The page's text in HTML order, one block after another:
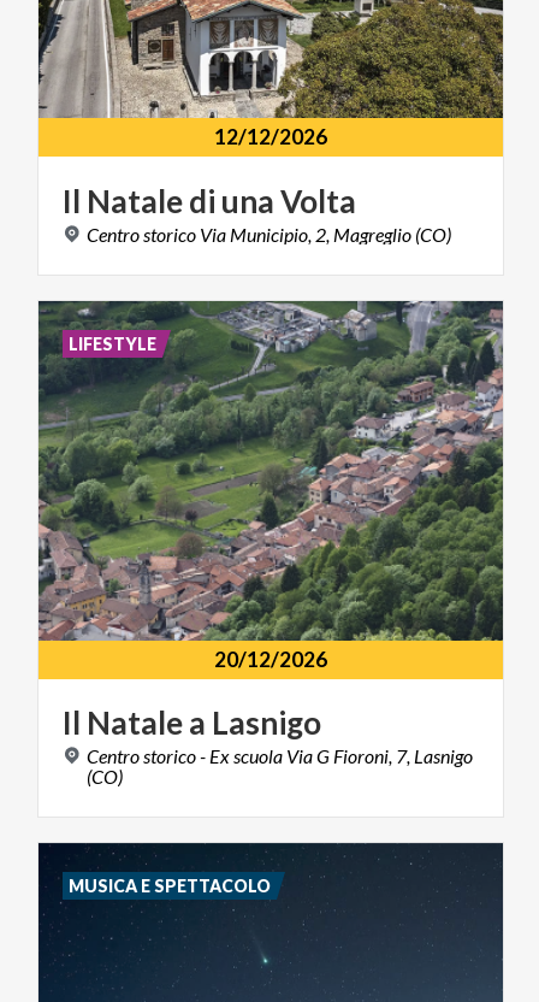
12/12/2026
Il Nataledi unaVolta
Centro storico Via Municipio, 2, Magreglio (CO)
20/12/2026
Il Natalea Lasnigo
Centro storico - Ex scuola Via G Fioroni, 7, Lasnigo
(CO)
LIFESTYLE
MUSICA E SPETTACOLO